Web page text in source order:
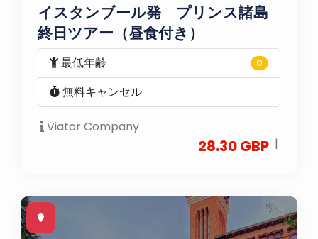
イスタンブール発 プリンス諸島
終日ツアー（昼食付き）
最低年齢 0
無料キャンセル
Viator Company
28.30 GBP |